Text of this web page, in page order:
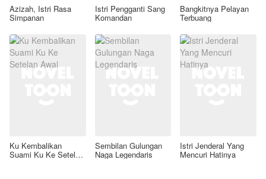
Azizah, Istri Rasa
Simpanan
Istri Pengganti Sang
Komandan
Bangkitnya Pelayan
Terbuang
Ku Kembalikan
Suami Ku Ke Setelan
Sembilan Gulungan
Naga Legendaris
Istri Jenderal Yang
Mencuri Hatinya